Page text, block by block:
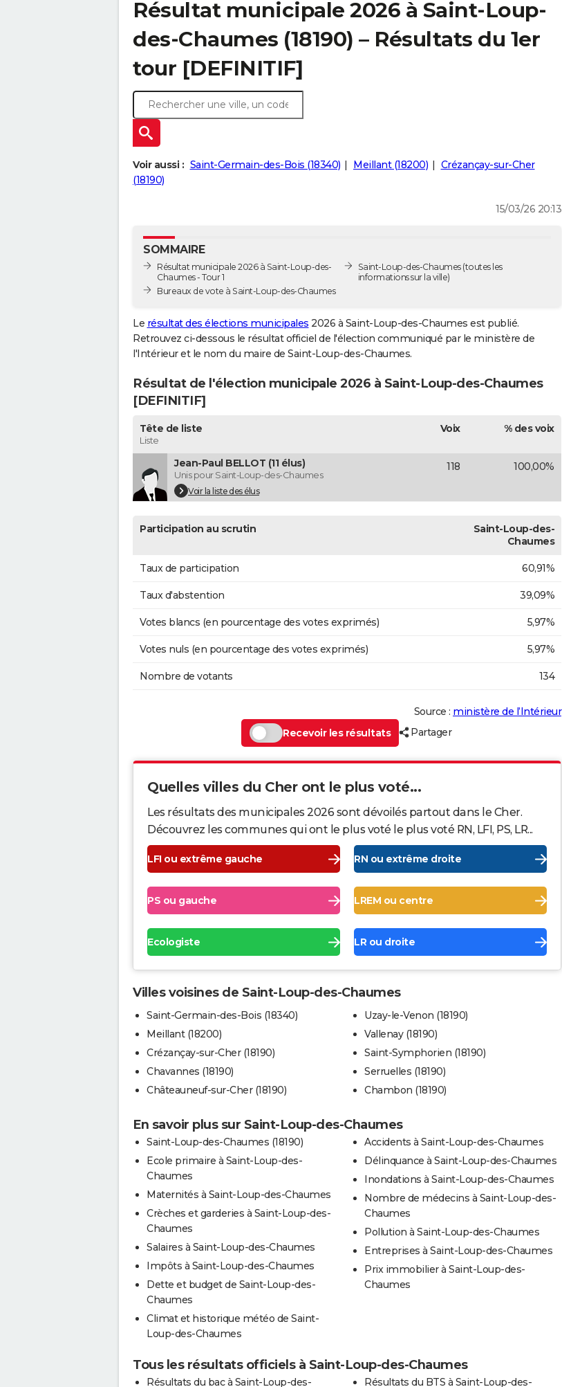
Résultat municipale 2026 à Saint-Loup-
des-Chaumes (18190) – Résultats du 1er
tour [DEFINITIF]
Voir aussi : Saint-Germain-des-Bois (18340) Meillant (18200)
Crézançay-sur-Cher
(18190)
15/03/26 20:13
SOMMAIRE
Résultat municipale 2026 à Saint-Loup-des-
Chaumes - Tour 1
Bureaux de vote à Saint-Loup-des-Chaumes
Saint-Loup-des-Chaumes(toutes les
informations sur la ville)
Le résultat des élections municipales 2026 à Saint-Loup-des-Chaumes est publié.
Retrouvez ci-dessous le résultat officiel de l'élection communiqué par le ministère de
l'Intérieur et le nom du maire de Saint-Loup-des-Chaumes.
Résultat de l'élection municipale 2026 à Saint-Loup-des-Chaumes
[DEFINITIF]
Tête de liste
Liste
Voix % des voix
Jean-Paul BELLOT (11 élus)
Unis pour Saint-Loup-des-Chaumes
Voir la liste des élus
118 100,00%
Participation au scrutin
Saint-Loup-des-
Chaumes
Taux de participation 60,91%
Taux d'abstention 39,09%
Votes blancs (en pourcentage des votes exprimés) 5,97%
Votes nuls (en pourcentage des votes exprimés) 5,97%
Nombre de votants 134
Source : ministère de l’Intérieur
Recevoir les résultats
Partager
Quelles villes du Cher ont le plus voté...
Les résultats des municipales 2026 sont dévoilés partout dans le Cher.
Découvrez les communes qui ont le plus voté le plus voté RN, LFI, PS, LR...
LFI ou extrême gauche RN ou extrême droite
PS ou gauche LREM ou centre
Ecologiste LR ou droite
Villes voisines de Saint-Loup-des-Chaumes
Saint-Germain-des-Bois (18340)
Meillant (18200)
Crézançay-sur-Cher (18190)
Chavannes (18190)
Châteauneuf-sur-Cher (18190)
Uzay-le-Venon (18190)
Vallenay (18190)
Saint-Symphorien (18190)
Serruelles (18190)
Chambon (18190)
En savoir plus sur Saint-Loup-des-Chaumes
Saint-Loup-des-Chaumes (18190)
Ecole primaire à Saint-Loup-des-
Chaumes
Maternités à Saint-Loup-des-Chaumes
Crèches et garderies à Saint-Loup-des-
Chaumes
Salaires à Saint-Loup-des-Chaumes
Impôts à Saint-Loup-des-Chaumes
Dette et budget de Saint-Loup-des-
Chaumes
Climat et historique météo de Saint-
Loup-des-Chaumes
Accidents à Saint-Loup-des-Chaumes
Délinquance à Saint-Loup-des-Chaumes
Inondations à Saint-Loup-des-Chaumes
Nombre de médecins à Saint-Loup-des-
Chaumes
Pollution à Saint-Loup-des-Chaumes
Entreprises à Saint-Loup-des-Chaumes
Prix immobilier à Saint-Loup-des-
Chaumes
Tous les résultats officiels à Saint-Loup-des-Chaumes
Résultats du bac à Saint-Loup-des-
Résultats du BTS à Saint-Loup-des-